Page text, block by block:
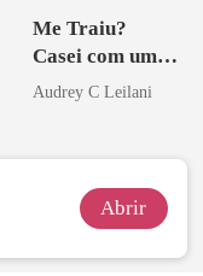
Me Traiu?
Casei com um
Magnata
Audrey C Leilani
Abrir